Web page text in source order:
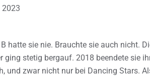
hatte sie nie. Brauchte sie auch nicht.
ging stetig bergauf. 2018 beendete sie
und zwar nicht nur bei Dancing Stars.